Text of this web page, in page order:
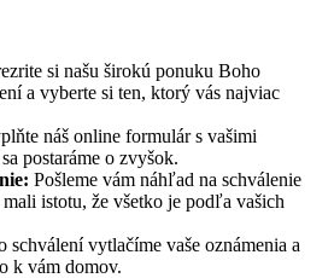
si našu širokú ponuku Boho
a vyberte si ten, ktorý vás najviac
náš online formulár s vašimi
postaráme o zvyšok.
Pošleme vám náhľad na schválenie
istotu, že všetko je podľa vašich
schválení vytlačíme vaše oznámenia a
k vám domov.